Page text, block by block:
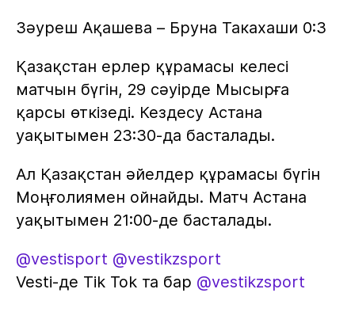
Зәуреш Ақашева – Бруна Такахаши 0:3
Қазақстан ерлер құрамасы келесі
матчын бүгін, 29 сәуірде Мысырға
қарсы өткізеді. Кездесу Астана
уақытымен 23:30-да басталады.
Ал Қазақстан әйелдер құрамасы бүгін
Моңғолиямен ойнайды. Матч Астана
уақытымен 21:00-де басталады.
@vestisport @vestikzsport
Vesti-де Tik Tok та бар @vestikzsport